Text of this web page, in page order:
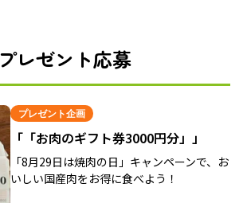
プレゼント応募
プレゼント企画
「「お肉のギフト券3000円分」」
「8月29日は焼肉の日」キャンペーンで、お
いしい国産肉をお得に食べよう！